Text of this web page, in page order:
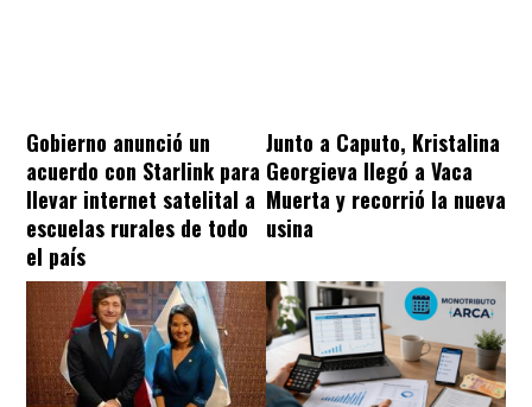
Gobierno anunció un
acuerdo con Starlink para
llevar internet satelital a
escuelas rurales de todo
el país
Junto a Caputo, Kristalina
Georgieva llegó a Vaca
Muerta y recorrió la nueva
usina